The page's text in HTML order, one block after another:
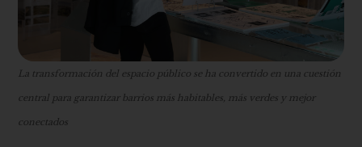
La transformación del espacio público se ha convertido en una cuestión
central para garantizar barrios más habitables, más verdes y mejor
conectados